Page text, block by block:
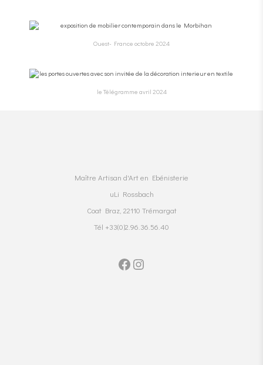
Ouest- France octobre 2024
le Télégramme avril 2024
Maître Artisan d'Art en Ebénisterie
uLi Rossbach
Coat Braz, 22110 Trémargat
Tél +33(0)2.96.36.56.40